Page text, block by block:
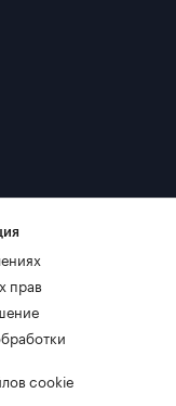
прав
cookie